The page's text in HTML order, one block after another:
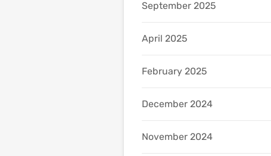
September 2025
April 2025
February 2025
December 2024
November 2024